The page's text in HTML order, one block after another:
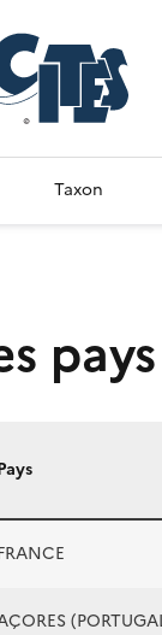
Taxon
pays